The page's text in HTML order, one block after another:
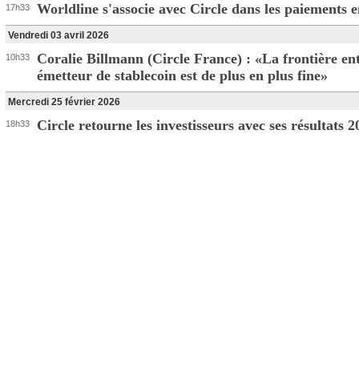
17h33 Worldline s'associe avec Circle dans les paiements
Vendredi 03 avril 2026
10h33
Coralie Billmann (Circle France) : «La frontière
émetteur de stablecoin est de plus en plus fine»
Mercredi 25 février 2026
18h33 Circle retourne les investisseurs avec ses résultats